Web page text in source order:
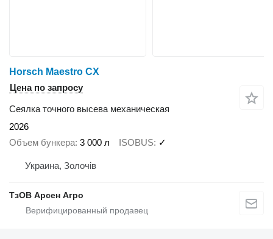
Horsch Maestro CX
Цена по запросу
Сеялка точного высева механическая
2026
Объем бункера 3 000 л ISOBUS ✓
Украина, Золочів
ТзОВ Арсен Агро